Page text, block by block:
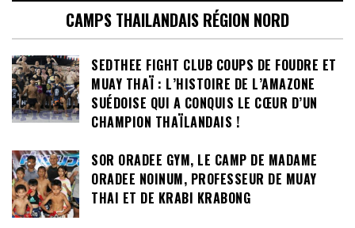
CAMPS THAILANDAIS RÉGION NORD
SEDTHEE FIGHT CLUB COUPS DE FOUDRE ET
MUAY THAÏ : L’HISTOIRE DE L’AMAZONE
SUÉDOISE QUI A CONQUIS LE CŒUR D’UN
SOR ORADEE GYM, LE CAMP DE MADAME
ORADEE NOINUM, PROFESSEUR DE MUAY